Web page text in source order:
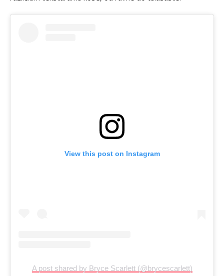
View this post on Instagram
A post shared by Bryce Scarlett (@brycescarlett)